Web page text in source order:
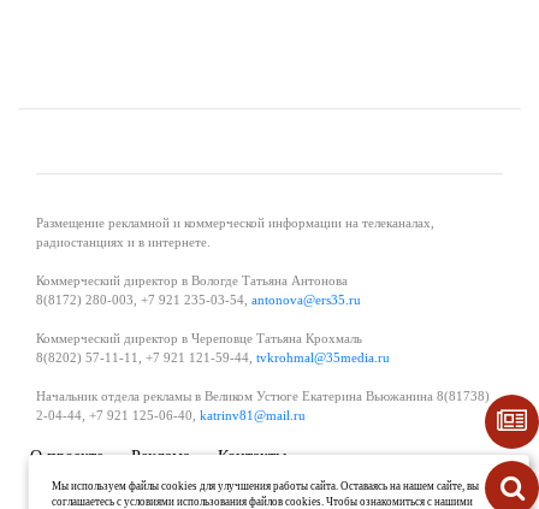
Размещение рекламной и коммерческой информации на телеканалах,
радиостанциях и в интернете.
Коммерческий директор в Вологде Татьяна Антонова
8(8172) 280-003, +7 921 235-03-54, antonova@ers35.ru
Коммерческий директор в Череповце Татьяна Крохмаль
8(8202) 57-11-11, +7 921 121-59-44, tvkrohmal@35media.ru
Начальник отдела рекламы в Великом Устюге Екатерина Вьюжанина 8(81738)
2-04-44, +7 921 125-06-40, katrinv81@mail.ru
О проекте Реклама
Контакты
Политика в области обработки и защиты персональных данных
Мы используем файлы cookies для улучшения работы сайта. Оставаясь на нашем сайте, вы
соглашаетесь с условиями использования файлов cookies. Чтобы ознакомиться с нашими